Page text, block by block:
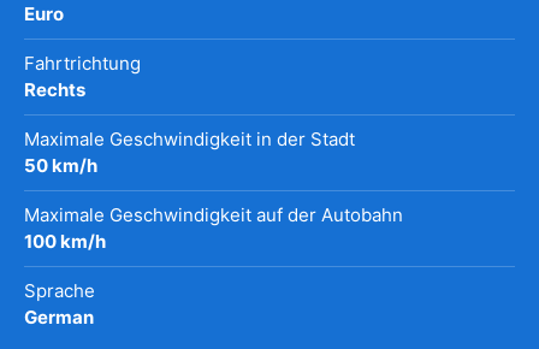
Euro
Fahrtrichtung
Rechts
Maximale Geschwindigkeit in der Stadt
50 km/h
Maximale Geschwindigkeit auf der Autobahn
100 km/h
Sprache
German